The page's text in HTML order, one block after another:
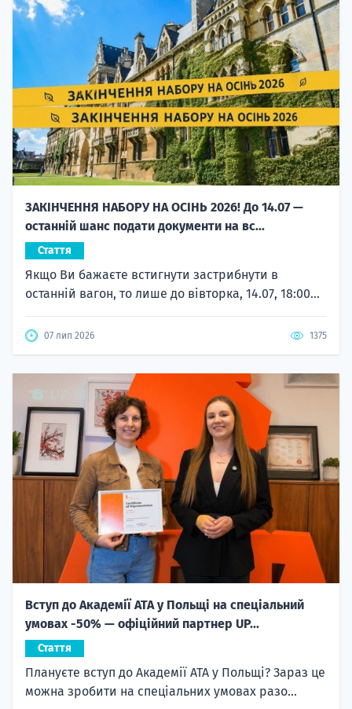
ЗАКІНЧЕННЯ НАБОРУ НА ОСІНЬ 2026! До 14.07 —
останній шанс подати документи на вс...
Стаття
Якщо Ви бажаєте встигнути застрибнути в
останній вагон, то лише до вівторка, 14.07, 18:00...
07 лип 2026 1375
Вступ до Академії ATA у Польщі на спеціальний
умовах -50% — офіційний партнер UP...
Стаття
Плануєте вступ до Академії ATA у Польщі? Зараз це
можна зробити на спеціальних умовах разо...